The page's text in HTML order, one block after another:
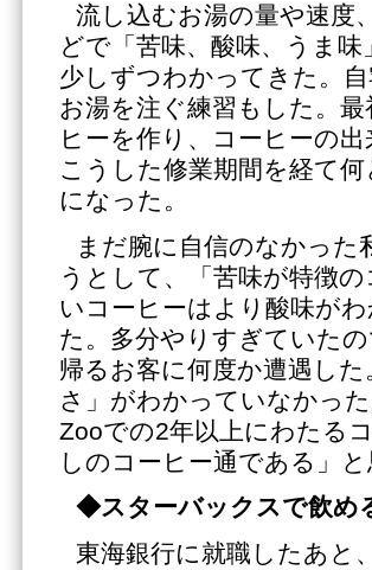
流し込むお湯の量や速度
どで「苦味、酸味、うま
少しずつわかってきた。
お湯を注ぐ練習もした。
ヒーを作り、コーヒーの
こうした修業期間を経て
になった。
まだ腕に自信のなかった
うとして、「苦味が特徴
いコーヒーはより酸味が
た。多分やりすぎていた
帰るお客に何度か遭遇し
さ」がわかっていなかっ
Zooでの2年以上にわたる
しのコーヒー通である」
◆スターバックスで飲め
東海銀行に就職したあと